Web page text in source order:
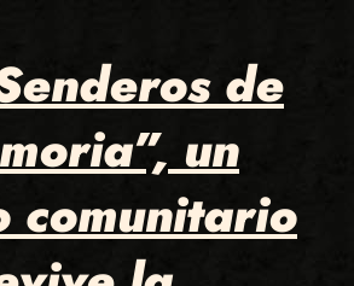
de
un
comunitario